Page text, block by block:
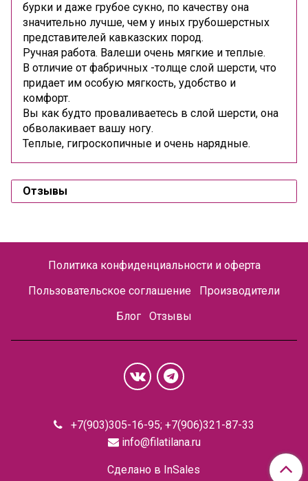
бурки и даже грубое сукно, по качеству она
значительно лучше, чем у иных грубошерстных
представителей кавказских пород.
Ручная работа. Валеши очень мягкие и теплые.
В отличие от фабричных -толще слой шерсти, что
придает им особую мягкость, удобство и
комфорт.
Вы как будто проваливаетесь в слой шерсти, она
обволакивает вашу ногу.
Теплые, гигроскопичные и очень нарядные.
Отзывы
Политика конфиденциальности и оферта
Пользовательское соглашение
Производители
Блог
Отзывы
+7(903)305-16-95; +7(906)321-87-33
info@filatilana.ru
Сделано в InSales